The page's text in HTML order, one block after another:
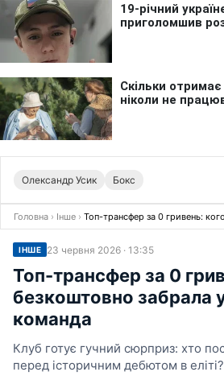
Олександр Усик Бокс
Головна › Інше › Топ-трансфер за 0 гривень:
ІНШЕ 23 червня 2026 · 13:35
Топ-трансфер за 0
безкоштовно забрала
команда
Клуб готує гучний сюрприз: хто
перед історичним дебютом в еліті?